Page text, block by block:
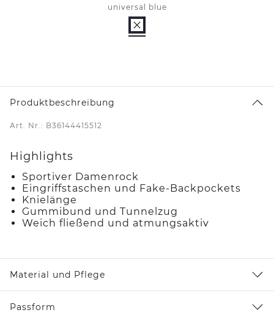
universal blue
Produktbeschreibung
Art. Nr.: B36144415512
Highlights
Sportiver Damenrock
Eingriffstaschen und Fake-Backpockets
Knielänge
Gummibund und Tunnelzug
Weich fließend und atmungsaktiv
Material und Pflege
Passform